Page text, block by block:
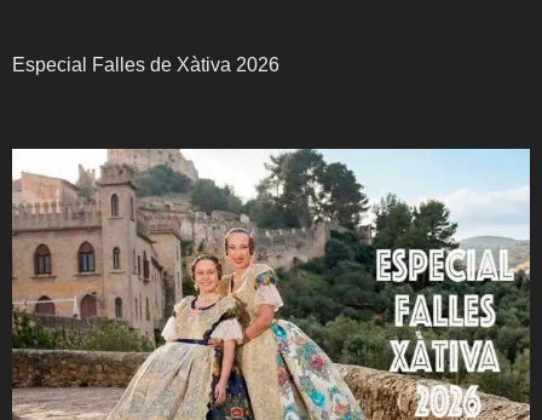
Especial Falles de Xàtiva 2026